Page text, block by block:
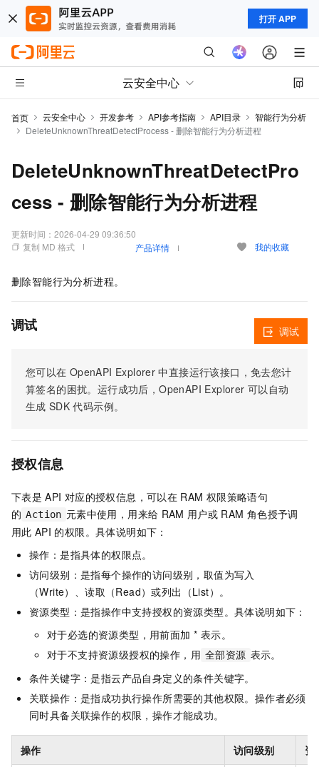
打开 APP
云安全中心
首页 云安全中心 开发参考 API参考指南 API目录
智能行为分析
DeleteUnknownThreatDetectProcess - 删除智能行为分析进程
DeleteUnknownThreatDetectPro
cess - 删除智能行为分析进程
更新时间： 2026-04-29 09:36:50
复制 MD 格式
产品详情 我的收藏
删除智能行为分析进程。
调试
您可以在 OpenAPI Explorer 中直接运行该接口，免去您计
算签名的困扰。运行成功后，OpenAPI Explorer 可以自动
生成 SDK 代码示例。
调试
授权信息
下表是 API 对应的授权信息，可以在 RAM 权限策略语句
的 Action 元素中使用，用来给 RAM 用户或 RAM 角色授予调
用此 API 的权限。具体说明如下：
操作：是指具体的权限点。
访问级别：是指每个操作的访问级别，取值为写入
（Write）、读取（Read）或列出（List）。
资源类型：是指操作中支持授权的资源类型。具体说明如下：
对于必选的资源类型，用前面加 * 表示。
对于不支持资源级授权的操作，用 全部资源 表示。
条件关键字：是指云产品自身定义的条件关键字。
关联操作：是指成功执行操作所需要的其他权限。操作者必须
同时具备关联操作的权限，操作才能成功。
操作 访问级别 资